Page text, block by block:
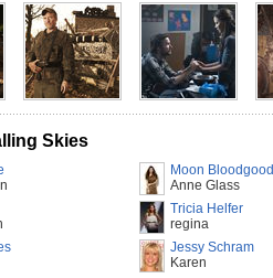
Skies
Moon Bloodgood
Anne Glass
Tricia Helfer
regina
Jessy Schram
Karen